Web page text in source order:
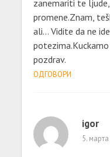
zanemariti te
promene.Znam,
ali… Vidite da ne
pozdrav.
ОДГОВОРИ
igor
5.